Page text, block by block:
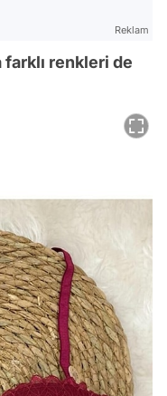
Reklam
farklı renkleri de